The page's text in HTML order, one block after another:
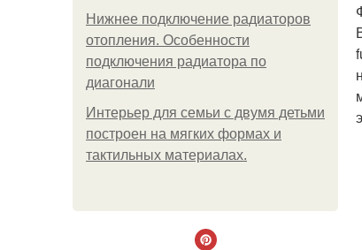
Нижнее подключение радиаторов
отопления. Особенности
подключения радиатора по
диагонали
Интерьер для семьи с двумя детьми
построен на мягких формах и
тактильных материалах.